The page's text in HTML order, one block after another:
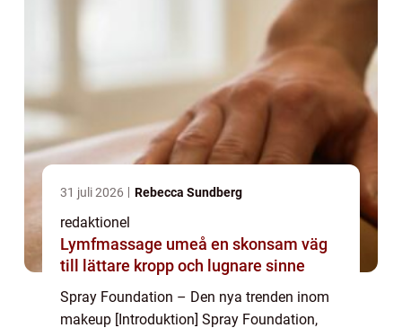
31 juli 2026 Rebecca Sundberg
redaktionel
Lymfmassage umeå en skonsam väg
till lättare kropp och lugnare sinne
Spray Foundation – Den nya trenden inom
makeup [Introduktion] Spray Foundation,